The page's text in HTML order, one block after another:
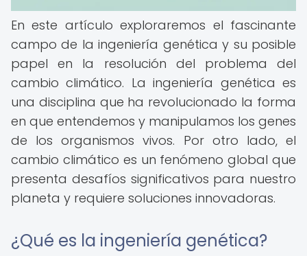
En este artículo exploraremos el fascinante
campo de la ingeniería genética y su posible
papel en la resolución del problema del
cambio climático. La ingeniería genética es
una disciplina que ha revolucionado la forma
en que entendemos y manipulamos los genes
de los organismos vivos. Por otro lado, el
cambio climático es un fenómeno global que
presenta desafíos significativos para nuestro
planeta y requiere soluciones innovadoras.
¿Qué es la ingeniería genética?